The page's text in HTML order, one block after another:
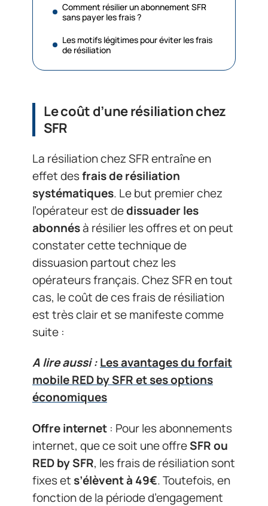
Comment résilier un abonnement SFR
sans payer les frais ?
Les motifs légitimes pour éviter les frais
de résiliation
Le coût d’une résiliation chez
SFR
La résiliation chez SFR entraîne en
effet desfrais de résiliation
systématiques. Le but premier chez
l’opérateur est dedissuader les
abonnésà résilier les offres et on peut
constater cette technique de
dissuasion partout chez les
opérateurs français. Chez SFR en tout
cas, le coût de ces frais de résiliation
est très clair et se manifeste comme
suite :
A lire aussi :Les avantages du forfait
mobile RED by SFR et ses options
économiques
Offre internet : Pour les abonnements
internet, que ce soit une offreSFR ou
RED by SFR, les frais de résiliation sont
fixes et s’élèvent à 49€. Toutefois, en
fonction de la période d’engagement